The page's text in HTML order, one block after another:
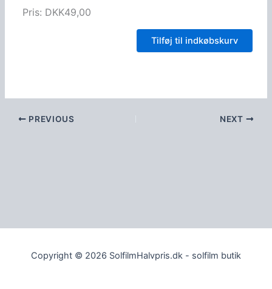
Pris: DKK49,00
Tilføj til indkøbskurv
PREVIOUS NEXT
Copyright © 2026 SolfilmHalvpris.dk - solfilm butik